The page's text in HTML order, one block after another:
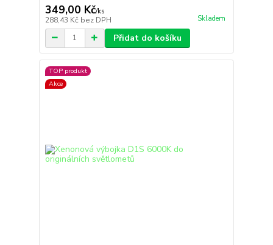
349,00 Kč/ks
288,43 Kč bez DPH Skladem
Přidat do košíku
TOP produkt
Akce